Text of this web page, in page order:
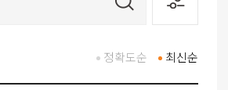
최신순
정확도순